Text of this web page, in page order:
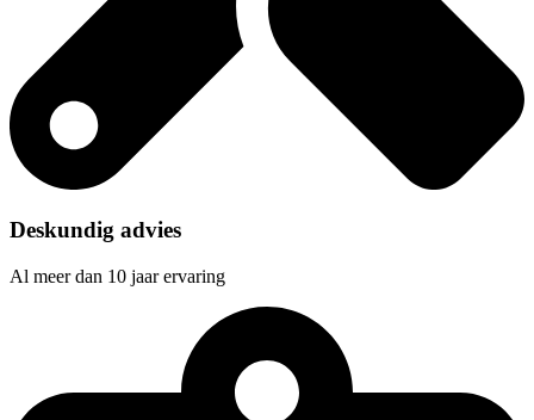
Deskundig advies
Al meer dan 10 jaar ervaring